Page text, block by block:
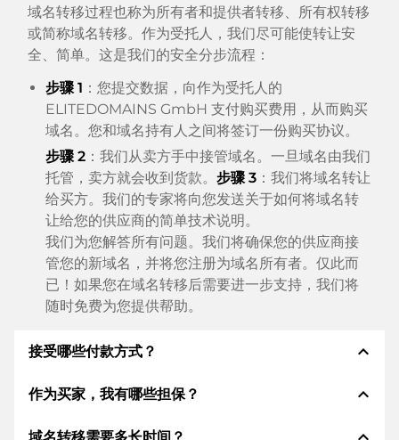
域名转移过程也称为所有者和提供者转移、所有权转移
或简称域名转移。作为受托人，我们尽可能使转让安
全、简单。这是我们的安全分步流程：
步骤 1 ：您提交数据，向作为受托人的
ELITEDOMAINS GmbH 支付购买费用，从而购买
域名。您和域名持有人之间将签订一份购买协议。
步骤 2 ：我们从卖方手中接管域名。一旦域名由我们
托管，卖方就会收到货款。 步骤 3 ：我们将域名转让
给买方。我们的专家将向您发送关于如何将域名转
让给您的供应商的简单技术说明。
我们为您解答所有问题。我们将确保您的供应商接
管您的新域名，并将您注册为域名所有者。仅此而
已！如果您在域名转移后需要进一步支持，我们将
随时免费为您提供帮助。
接受哪些付款方式？ expand_less
我们使用 SEPA 作为预付费，并使用 STRIPE 作为支
作为买家，我有哪些担保？ expand_less